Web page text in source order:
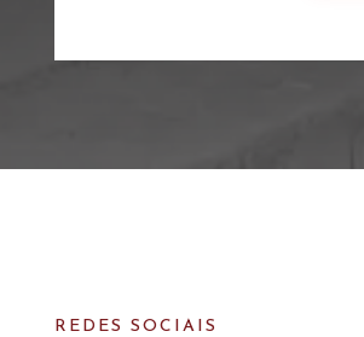
REDES SOCIAIS